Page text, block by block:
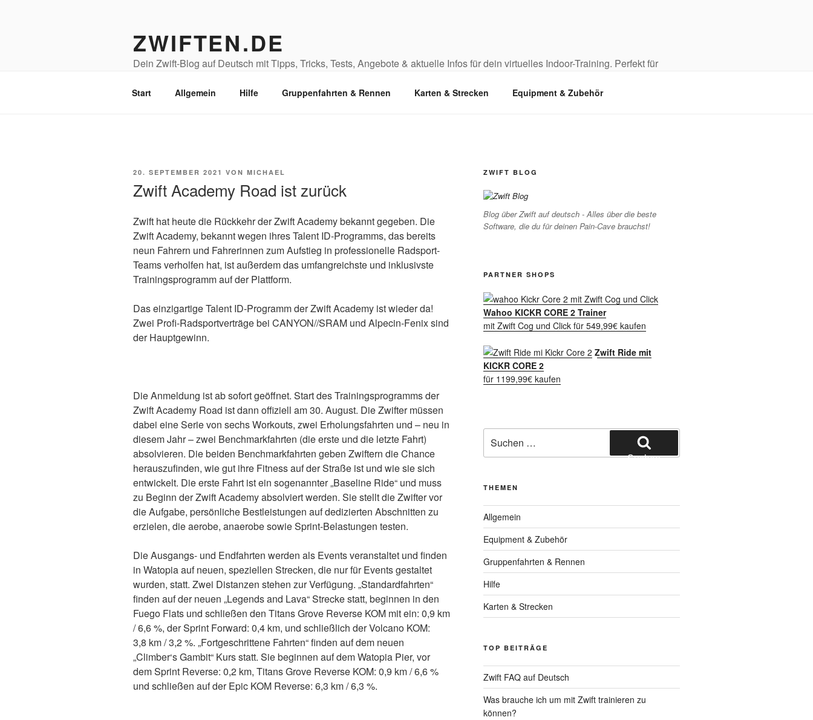
ZWIFTEN.DE
Dein Zwift-Blog auf Deutsch mit Tipps, Tricks, Tests, Angebote & aktuelle Infos für dein virtuelles Indoor-Training. Perfekt für
Start Allgemein Hilfe Gruppenfahrten & Rennen Karten & Strecken Equipment & Zubehör
VERÖFFENTLICHT
20. SEPTEMBER 2021 VON MICHAEL
Zwift Academy Road ist zurück
Zwift hat heute die Rückkehr der Zwift Academy bekannt gegeben. Die
Zwift Academy, bekannt wegen ihres Talent ID-Programms, das bereits
neun Fahrern und Fahrerinnen zum Aufstieg in professionelle Radsport-
Teams verholfen hat, ist außerdem das umfangreichste und inklusivste
Trainingsprogramm auf der Plattform.
Das einzigartige Talent ID-Programm der Zwift Academy ist wieder da!
Zwei Profi-Radsportverträge bei CANYON//SRAM und Alpecin-Fenix sind
der Hauptgewinn.
Die Anmeldung ist ab sofort geöffnet. Start des Trainingsprogramms der
Zwift Academy Road ist dann offiziell am 30. August. Die Zwifter müssen
dabei eine Serie von sechs Workouts, zwei Erholungsfahrten und – neu in
diesem Jahr – zwei Benchmarkfahrten (die erste und die letzte Fahrt)
absolvieren. Die beiden Benchmarkfahrten geben Zwiftern die Chance
herauszufinden, wie gut ihre Fitness auf der Straße ist und wie sie sich
entwickelt. Die erste Fahrt ist ein sogenannter „Baseline Ride“ und muss
zu Beginn der Zwift Academy absolviert werden. Sie stellt die Zwifter vor
die Aufgabe, persönliche Bestleistungen auf dedizierten Abschnitten zu
erzielen, die aerobe, anaerobe sowie Sprint-Belastungen testen.
Die Ausgangs- und Endfahrten werden als Events veranstaltet und finden
in Watopia auf neuen, speziellen Strecken, die nur für Events gestaltet
wurden, statt. Zwei Distanzen stehen zur Verfügung. „Standardfahrten“
finden auf der neuen „Legends and Lava“ Strecke statt, beginnen in den
Fuego Flats und schließen den Titans Grove Reverse KOM mit ein: 0,9 km
/ 6,6 %, der Sprint Forward: 0,4 km, und schließlich der Volcano KOM:
3,8 km / 3,2 %. „Fortgeschrittene Fahrten“ finden auf dem neuen
„Climber‘s Gambit“ Kurs statt. Sie beginnen auf dem Watopia Pier, vor
dem Sprint Reverse: 0,2 km, Titans Grove Reverse KOM: 0,9 km / 6,6 %
und schließen auf der Epic KOM Reverse: 6,3 km / 6,3 %.
ZWIFT BLOG
Blog über Zwift auf deutsch - Alles über die beste
Software, die du für deinen Pain-Cave brauchst!
PARTNER SHOPS
Wahoo KICKR CORE 2 Trainer
mit Zwift Cog und Click für 549,99€ kaufen
Zwift Ride mit
KICKR CORE 2
für 1199,99€ kaufen
nach:
Suchen
THEMEN
Allgemein
Equipment & Zubehör
Gruppenfahrten & Rennen
Hilfe
Karten & Strecken
TOP BEITRÄGE
Zwift FAQ auf Deutsch
Was brauche ich um mit Zwift trainieren zu
können?